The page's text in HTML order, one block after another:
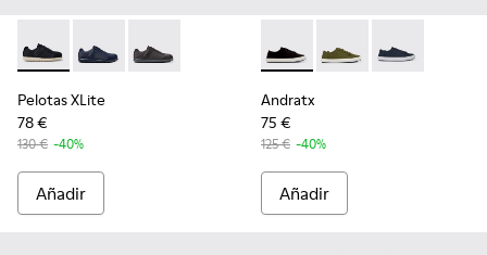
Pelotas XLite - 18302-136 - Zapatos de tejido y nobuk
Pelotas XLite - 18302-140
Pelotas XLite - 18302-138
Pelotas XLite
78 €
130 € -40%
Añadir
Andratx - K100158-021 -
Andratx - K100158-
Andratx -
Andratx
75 €
125 € -40%
Añadir